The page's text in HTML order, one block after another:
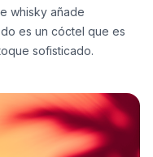
whisky añade
es un cóctel que es
sofisticado.